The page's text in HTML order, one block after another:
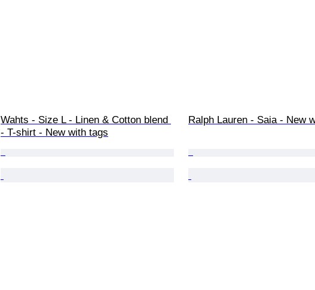
Wahts - Size L - Linen & Cotton blend
- T-shirt - New with tags
Ralph Lauren - Saia - New